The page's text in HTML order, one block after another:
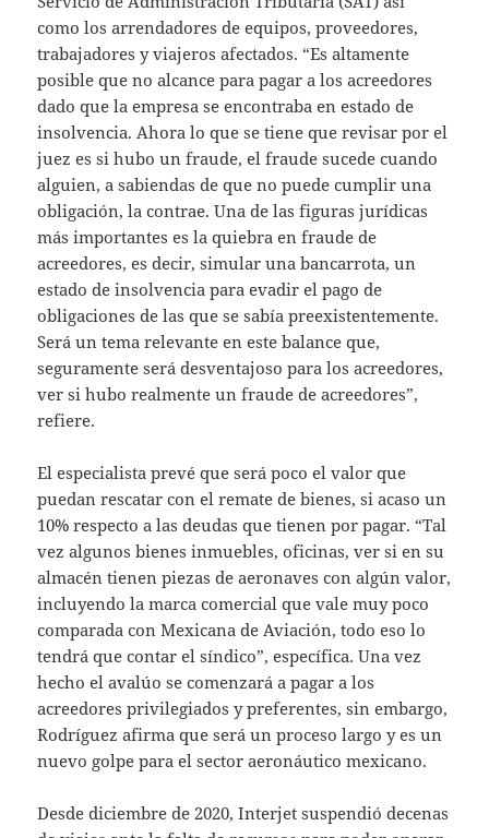
como los arrendadores de equipos, proveedores,
trabajadores y viajeros afectados. “Es altamente
posible que no alcance para pagar a los acreedores
dado que la empresa se encontraba en estado de
insolvencia. Ahora lo que se tiene que revisar por el
juez es si hubo un fraude, el fraude sucede cuando
alguien, a sabiendas de que no puede cumplir una
obligación, la contrae. Una de las figuras jurídicas
más importantes es la quiebra en fraude de
acreedores, es decir, simular una bancarrota, un
estado de insolvencia para evadir el pago de
obligaciones de las que se sabía preexistentemente.
Será un tema relevante en este balance que,
seguramente será desventajoso para los acreedores,
ver si hubo realmente un fraude de acreedores”,
refiere.
El especialista prevé que será poco el valor que
puedan rescatar con el remate de bienes, si acaso un
10% respecto a las deudas que tienen por pagar. “Tal
vez algunos bienes inmuebles, oficinas, ver si en su
almacén tienen piezas de aeronaves con algún valor,
incluyendo la marca comercial que vale muy poco
comparada con Mexicana de Aviación, todo eso lo
tendrá que contar el síndico”, específica. Una vez
hecho el avalúo se comenzará a pagar a los
acreedores privilegiados y preferentes, sin embargo,
Rodríguez afirma que será un proceso largo y es un
nuevo golpe para el sector aeronáutico mexicano.
Desde diciembre de 2020, Interjet suspendió decenas